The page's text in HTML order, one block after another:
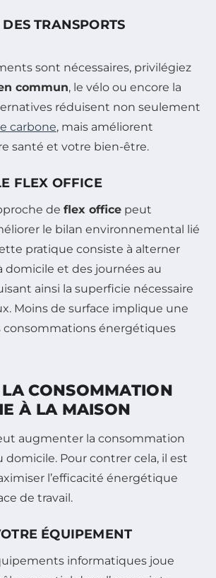
TRANSPORTS
sont nécessaires, privilégiez
commun, le vélo ou encore la
réduisent non seulement
carbone, mais améliorent
santé et votre bien-être.
FLEX OFFICE
de flex office peut
le bilan environnemental lié
pratique consiste à alterner
domicile et des journées au
ainsi la superficie nécessaire
Moins de surface implique une
énergétiques
CONSOMMATION
À LA MAISON
augmenter la consommation
Pour contrer cela, il est
l’efficacité énergétique
de travail.
ÉQUIPEMENT
informatiques joue